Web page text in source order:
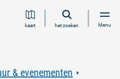
Ga
naar
Ga
naar
Ga
naar
Ga
naar
kaart het zoeken Menu
& evenementen